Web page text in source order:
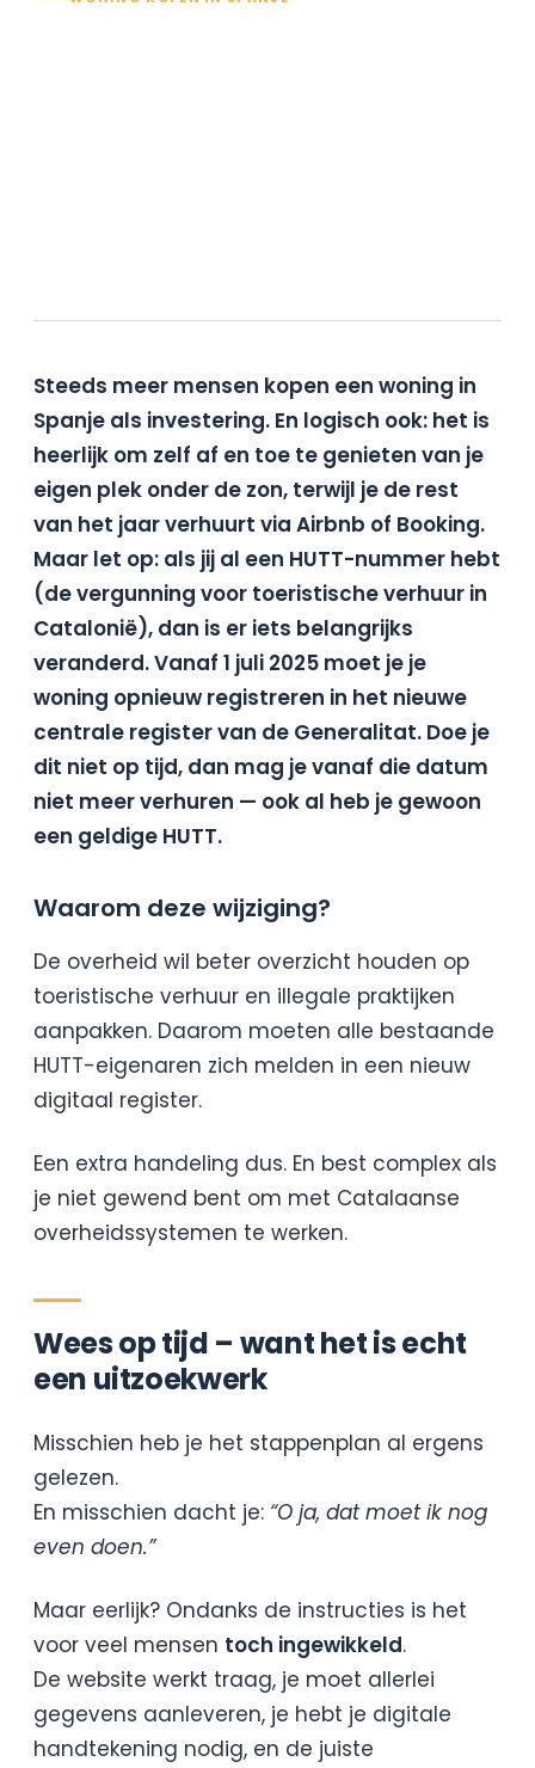
Steeds meer mensen kopen een woning in
Spanje als investering. En logisch ook: het is
heerlijk om zelf af en toe te genieten van je
eigen plek onder de zon, terwijl je de rest
van het jaar verhuurt via Airbnb of Booking.
Maar let op: als jij al een HUTT-nummer hebt
(de vergunning voor toeristische verhuur in
Catalonië), dan is er iets belangrijks
veranderd. Vanaf 1 juli 2025 moet je je
woning opnieuw registreren in het nieuwe
centrale register van de Generalitat. Doe je
dit niet op tijd, dan mag je vanaf die datum
niet meer verhuren — ook al heb je gewoon
een geldige HUTT.
Waarom deze wijziging?
De overheid wil beter overzicht houden op
toeristische verhuur en illegale praktijken
aanpakken. Daarom moeten alle bestaande
HUTT-eigenaren zich melden in een nieuw
digitaal register.
Een extra handeling dus. En best complex als
je niet gewend bent om met Catalaanse
overheidssystemen te werken.
Wees op tijd – want het is echt
een uitzoekwerk
Misschien heb je het stappenplan al ergens
gelezen.
En misschien dacht je: “O ja, dat moet ik nog
even doen.”
Maar eerlijk? Ondanks de instructies is het
voor veel mensen toch ingewikkeld.
De website werkt traag, je moet allerlei
gegevens aanleveren, je hebt je digitale
handtekening nodig, en de juiste